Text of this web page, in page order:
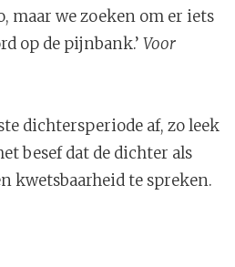
maar we zoeken om er iets
op de pijnbank.’ Voor
dichtersperiode af, zo leek
besef dat de dichter als
kwetsbaarheid te spreken.